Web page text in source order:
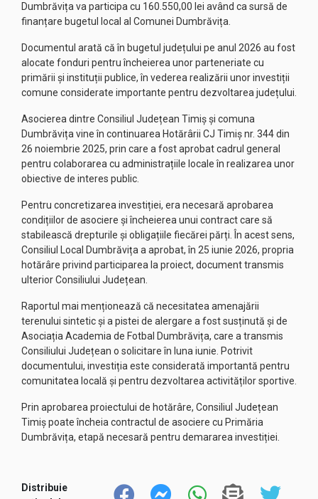
Dumbrăvița va participa cu 160.550,00 lei având ca sursă de
finanțare bugetul local al Comunei Dumbrăvița.
Documentul arată că în bugetul județului pe anul 2026 au fost
alocate fonduri pentru încheierea unor parteneriate cu
primării și instituții publice, în vederea realizării unor investiții
comune considerate importante pentru dezvoltarea județului.
Asocierea dintre Consiliul Județean Timiș și comuna
Dumbrăvița vine în continuarea Hotărârii CJ Timiș nr. 344 din
26 noiembrie 2025, prin care a fost aprobat cadrul general
pentru colaborarea cu administrațiile locale în realizarea unor
obiective de interes public.
Pentru concretizarea investiției, era necesară aprobarea
condițiilor de asociere și încheierea unui contract care să
stabilească drepturile și obligațiile fiecărei părți. În acest sens,
Consiliul Local Dumbrăvița a aprobat, în 25 iunie 2026, propria
hotărâre privind participarea la proiect, document transmis
ulterior Consiliului Județean.
Raportul mai menționează că necesitatea amenajării
terenului sintetic și a pistei de alergare a fost susținută și de
Asociația Academia de Fotbal Dumbrăvița, care a transmis
Consiliului Județean o solicitare în luna iunie. Potrivit
documentului, investiția este considerată importantă pentru
comunitatea locală și pentru dezvoltarea activităților sportive.
Prin aprobarea proiectului de hotărâre, Consiliul Județean
Timiș poate încheia contractul de asociere cu Primăria
Dumbrăvița, etapă necesară pentru demararea investiției.
Distribuie